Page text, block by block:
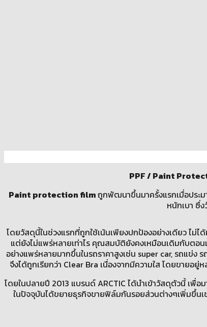
PPF / Paint
Paint protection filmถูกพัฒนาขึ้นมาครั้งแรกเมื่อประม
หนักเบา ซึ่
โดยวัสดุนี้ในช่วงแรกที่ถูกใช้เน้นเพียงปกป้องอย่างเดียว ไ
แต่ยังไม่แพร่หลายเท่าไร คุณสมบัติยังคงเหมือนเดิมกับต
อย่างแพร่หลายมากขึ้นในรถราคาสูงเช่น super car, รถแข่
จึงได้ถูกเรียกว่า Clear Bra เนื่องจากมีความใส โดยขาย
โดยในปลายปี 2013 แบรนด์ ARCTIC ได้นำเข้าวัสดุตัวนี้ เพื่อ
ในปัจจุบันได้ขยายธุรกิจขายฟิล์มกันรอยส่วนต่างๆเพิ่มขึ้น